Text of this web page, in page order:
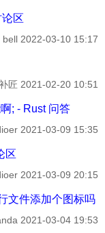
区
bell 2022-03-10 15:17
匠 2021-02-20 10:51
; - Rust 问答
2021-03-09 15:35
区
2021-03-09 20:15
文件添加个图标吗
2021-03-04 19:53